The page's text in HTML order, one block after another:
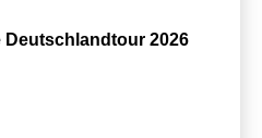
Deutschlandtour 2026